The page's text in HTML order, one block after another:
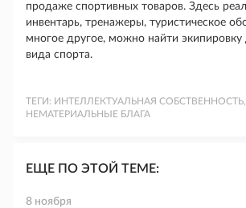
продаже спортивных товаров. Здесь
инвентарь, тренажеры, туристическое
многое другое, можно найти
вида спорта.
ТЕГИ: ИНТЕЛЛЕКТУАЛЬНАЯ СОБСТВЕННОСТЬ,
НЕМАТЕРИАЛЬНЫЕ БЛАГА
ЕЩЕ ПО ЭТОЙ ТЕМЕ:
8 ноября